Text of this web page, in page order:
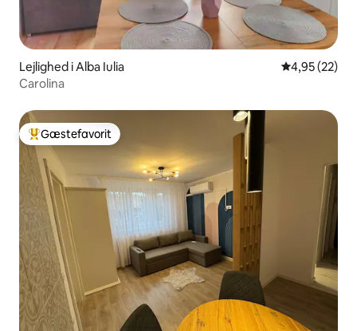
Lejlighed i Alba Iulia 4,95 ud af 5 i
4,95 (22)
Carolina
Bedste gæstefavorit
Gæstefavorit